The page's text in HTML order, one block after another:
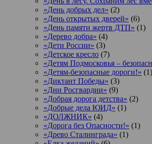
«День добрых дел» (2)
«День открытых дверей» (6)
«День памяти жертв ДТП» (1)
«Дерево добра» (4)
«Дети России» (3)
«Детское кресло (7)
«Детям Подмосковья –
«Детям-безопасные дороги!» (1)
«Диктант Победы» (3)
«Дни Росгвардии» (9)
«Добрая дорога детства» (2)
«Добрые дела ЮИД» (1)
«ДОЛЖНИК» (4)
«Дорога без Опасности!» (1)
«Древо Сталинграда» (1)